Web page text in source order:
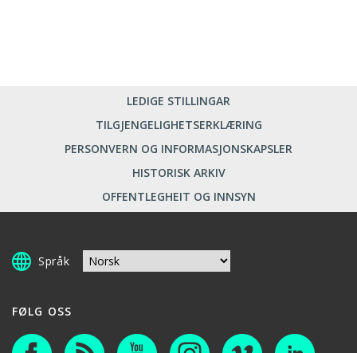
LEDIGE STILLINGAR
TILGJENGELIGHETSERKLÆRING
PERSONVERN OG INFORMASJONSKAPSLER
HISTORISK ARKIV
OFFENTLEGHEIT OG INNSYN
Språk
FØLG OSS